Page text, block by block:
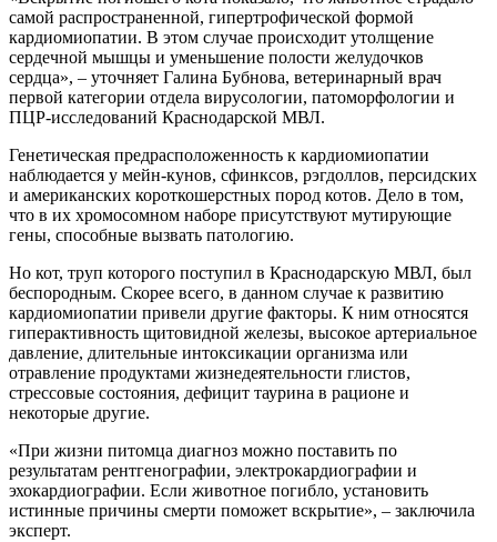
самой распространенной, гипертрофической формой
кардиомиопатии. В этом случае происходит утолщение
сердечной мышцы и уменьшение полости желудочков
сердца», – уточняет Галина Бубнова, ветеринарный врач
первой категории отдела вирусологии, патоморфологии и
ПЦР-исследований Краснодарской МВЛ.
Генетическая предрасположенность к кардиомиопатии
наблюдается у мейн-кунов, сфинксов, рэгдоллов, персидских
и американских короткошерстных пород котов. Дело в том,
что в их хромосомном наборе присутствуют мутирующие
гены, способные вызвать патологию.
Но кот, труп которого поступил в Краснодарскую МВЛ, был
беспородным. Скорее всего, в данном случае к развитию
кардиомиопатии привели другие факторы. К ним относятся
гиперактивность щитовидной железы, высокое артериальное
давление, длительные интоксикации организма или
отравление продуктами жизнедеятельности глистов,
стрессовые состояния, дефицит таурина в рационе и
некоторые другие.
«При жизни питомца диагноз можно поставить по
результатам рентгенографии, электрокардиографии и
эхокардиографии. Если животное погибло, установить
истинные причины смерти поможет вскрытие», – заключила
эксперт.